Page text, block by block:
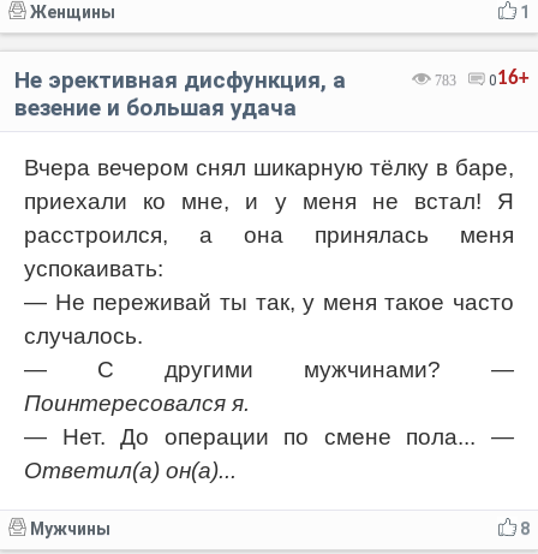
1
Женщины
16+
783 0
Не эрективная дисфункция, а
везение и большая удача
Вчера вечером снял шикарную тёлку в баре,
приехали ко мне, и у меня не встал! Я
расстроился, а она принялась меня
успокаивать:
— Не переживай ты так, у меня такое часто
случалось.
— С другими мужчинами? —
Поинтересовался я.
— Нет. До операции по смене пола... —
Ответил(а) он(а)...
8
Мужчины